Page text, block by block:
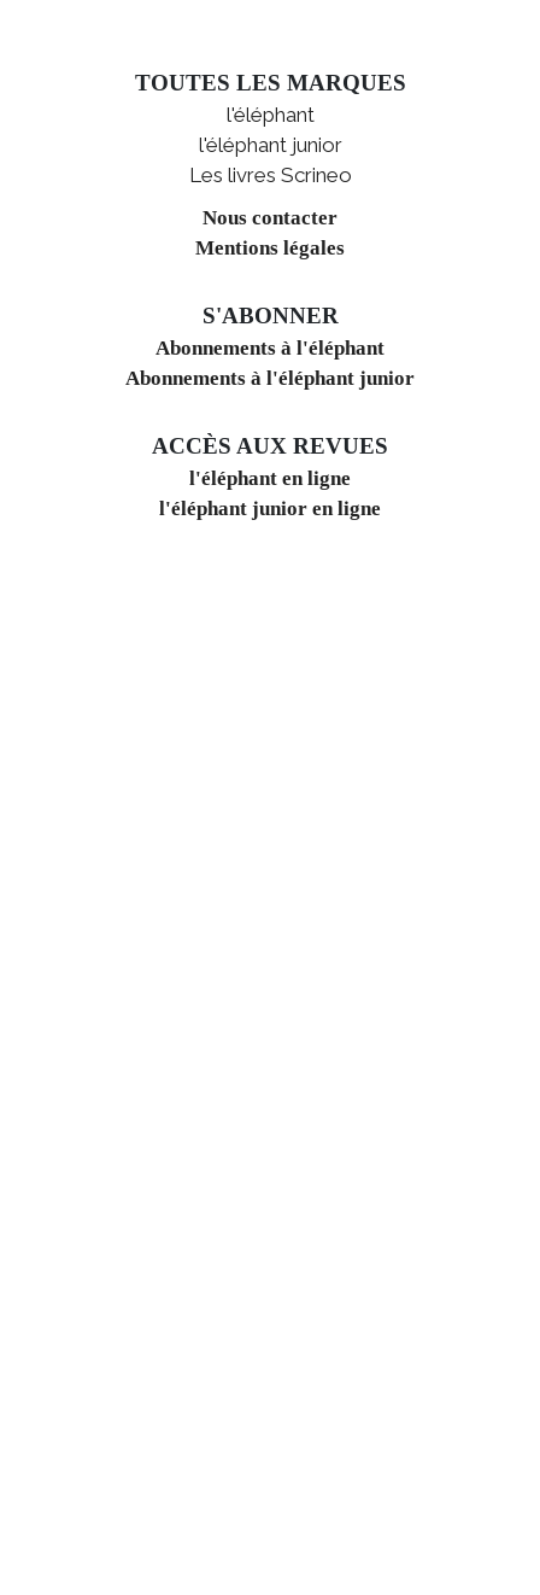
TOUTES LES MARQUES
l'éléphant
l'éléphant junior
Les livres Scrineo
Nous contacter
Mentions légales
S'ABONNER
Abonnements à l'éléphant
Abonnements à l'éléphant junior
ACCÈS AUX REVUES
l'éléphant en ligne
l'éléphant junior en ligne